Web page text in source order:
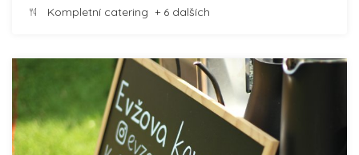
Kompletní catering + 6 dalších